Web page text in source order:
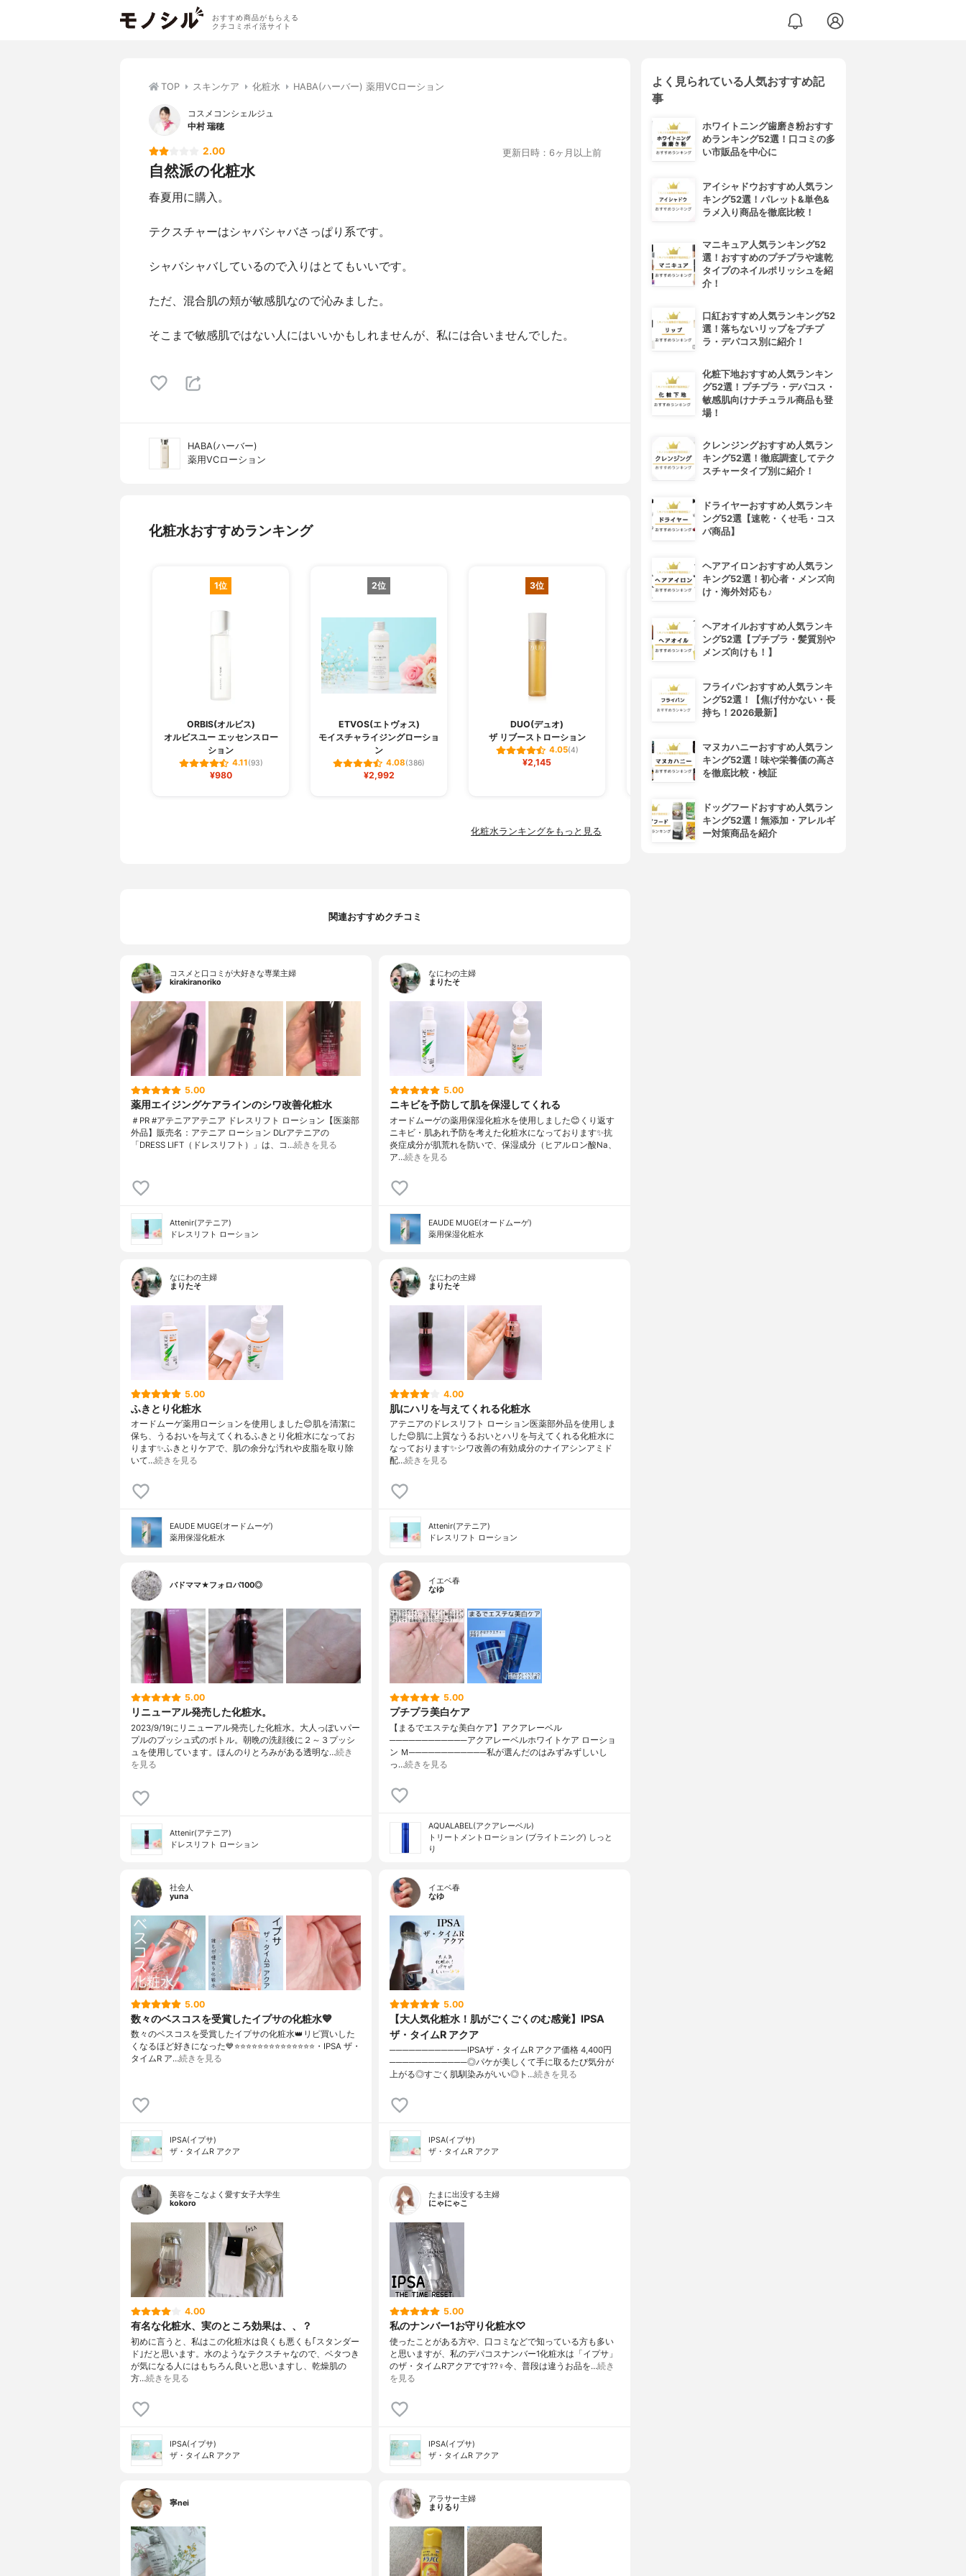
おすすめ商品がもらえる
クチコミポイ活サイト
TOP スキンケア 化粧水 HABA(ハーバー) 薬用VCローション
コスメコンシェルジュ
中村 瑞穂
2.00 更新日時：6ヶ月以上前
自然派の化粧水
春夏用に購入。
テクスチャーはシャバシャバさっぱり系です。
シャバシャバしているので入りはとてもいいです。
ただ、混合肌の頬が敏感肌なので沁みました。
そこまで敏感肌ではない人にはいいかもしれませんが、私には合いませんでした。
HABA(ハーバー)
薬用VCローション
化粧水おすすめランキング
1位
ORBIS(オルビス)
オルビスユー エッセンスロー
ション
4.11(93)
¥980
2位
ETVOS(エトヴォス)
モイスチャライジングローショ
ン
4.08(386)
¥2,992
3位
DUO(デュオ)
ザ リブーストローション
4.05(4)
¥2,145
4位
ーション EX
4.01(1)
¥3,279
化粧水ランキングをもっと見る
関連おすすめクチコミ
コスメと口コミが大好きな専業主婦
kirakiranoriko
5.00
薬用エイジングケアラインのシワ改善化粧水
＃PR #アテニアアテニア ドレスリフト ローション【医薬部
外品】販売名：アテニア ローション DLrアテニアの
「DRESS LIFT（ドレスリフト）」は、コ…続きを見る
Attenir(アテニア)
ドレスリフト ローション
なにわの主婦
まりたそ
5.00
ニキビを予防して肌を保湿してくれる
オードムーゲの薬用保湿化粧水を使用しました😊くり返す
ニキビ・肌あれ予防を考えた化粧水になっております✨抗
炎症成分が肌荒れを防いで、保湿成分（ヒアルロン酸Na、
ア…続きを見る
EAUDE MUGE(オードムーゲ)
薬用保湿化粧水
なにわの主婦
まりたそ
5.00
ふきとり化粧水
オードムーゲ薬用ローションを使用しました😊肌を清潔に
保ち、うるおいを与えてくれるふきとり化粧水になってお
ります✨ふきとりケアで、肌の余分な汚れや皮脂を取り除
いて…続きを見る
EAUDE MUGE(オードムーゲ)
薬用保湿化粧水
なにわの主婦
まりたそ
4.00
肌にハリを与えてくれる化粧水
アテニアのドレスリフト ローション医薬部外品を使用しま
した😊肌に上質なうるおいとハリを与えてくれる化粧水に
なっております✨シワ改善の有効成分のナイアシンアミド
配…続きを見る
Attenir(アテニア)
ドレスリフト ローション
バドママ★フォロバ100◎
5.00
リニューアル発売した化粧水。
2023/9/19にリニューアル発売した化粧水。大人っぽいパー
プルのプッシュ式のボトル。朝晩の洗顔後に２～３プッシ
ュを使用しています。ほんのりとろみがある透明な…続き
を見る
Attenir(アテニア)
ドレスリフト ローション
イエベ春
なゆ
5.00
プチプラ美白ケア
【まるでエステな美白ケア】アクアレーベル
────────────アクアレーベルホワイトケア ローショ
ン Ｍ────────────私が選んだのはみずみずしいし
っ…続きを見る
AQUALABEL(アクアレーベル)
トリートメントローション (ブライトニング) しっと
り
社会人
yuna
5.00
数々のベスコスを受賞したイプサの化粧水💙
数々のベスコスを受賞したイプサの化粧水👑リピ買いした
くなるほど好きになった💙⭐️⭐️⭐️⭐️⭐️⭐️⭐️⭐️⭐️⭐️⭐️⭐️⭐️⭐️・IPSA ザ・
タイムR ア…続きを見る
IPSA(イプサ)
ザ・タイムR アクア
イエベ春
なゆ
5.00
【大人気化粧水！肌がごくごくのむ感覚】IPSA
ザ・タイムR アクア
────────────IPSAザ・タイムR アクア価格 4,400円
────────────◎パケが美しくて手に取るたび気分が
上がる◎すごく肌馴染みがいい◎ト…続きを見る
IPSA(イプサ)
ザ・タイムR アクア
美容をこなよく愛す女子大学生
kokoro
4.00
有名な化粧水、実のところ効果は、、？
初めに言うと、私はこの化粧水は良くも悪くも｢スタンダー
ド｣だと思います。水のようなテクスチャなので、ベタつき
が気になる人にはもちろん良いと思いますし、乾燥肌の
方…続きを見る
IPSA(イプサ)
ザ・タイムR アクア
たまに出没する主婦
にゃにゃこ
5.00
私のナンバー1お守り化粧水♡
使ったことがある方や、口コミなどで知っている方も多い
と思いますが、私のデパコスナンバー1化粧水は「イプサ」
のザ・タイムRアクアです??‍♀️今、普段は違うお品を…続き
を見る
IPSA(イプサ)
ザ・タイムR アクア
寧nei
アラサー主婦
まりるり
よく見られている人気おすすめ記
事
ホワイトニング歯磨き粉おすす
めランキング52選！口コミの多
い市販品を中心に
アイシャドウおすすめ人気ラン
キング52選！パレット&単色&
ラメ入り商品を徹底比較！
マニキュア人気ランキング52
選！おすすめのプチプラや速乾
タイプのネイルポリッシュを紹
介！
口紅おすすめ人気ランキング52
選！落ちないリップをプチプ
ラ・デパコス別に紹介！
化粧下地おすすめ人気ランキン
グ52選！プチプラ・デパコス・
敏感肌向けナチュラル商品も登
場！
クレンジングおすすめ人気ラン
キング52選！徹底調査してテク
スチャータイプ別に紹介！
ドライヤーおすすめ人気ランキ
ング52選【速乾・くせ毛・コス
パ商品】
ヘアアイロンおすすめ人気ラン
キング52選！初心者・メンズ向
け・海外対応も♪
ヘアオイルおすすめ人気ランキ
ング52選【プチプラ・髪質別や
メンズ向けも！】
フライパンおすすめ人気ランキ
ング52選！【焦げ付かない・長
持ち！2026最新】
マヌカハニーおすすめ人気ラン
キング52選！味や栄養価の高さ
を徹底比較・検証
ドッグフードおすすめ人気ラン
キング52選！無添加・アレルギ
ー対策商品を紹介